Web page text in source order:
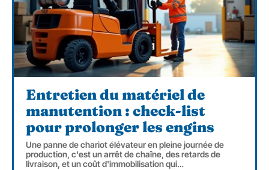
Entretien du matériel de
manutention : check-list
pour prolonger les engins
Une panne de chariot élévateur en pleine journée de
production, c'est un arrêt de chaîne, des retards de
livraison, et un coût d'immobilisation qui…